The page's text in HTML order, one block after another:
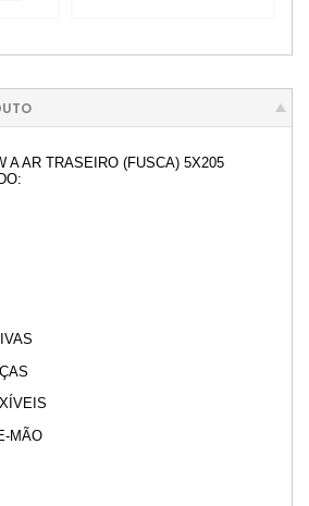
A AR TRASEIRO (FUSCA) 5X205
MÃO